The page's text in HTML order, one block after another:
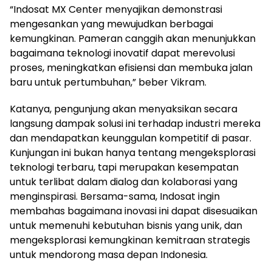
“Indosat MX Center menyajikan demonstrasi
mengesankan yang mewujudkan berbagai
kemungkinan. Pameran canggih akan menunjukkan
bagaimana teknologi inovatif dapat merevolusi
proses, meningkatkan efisiensi dan membuka jalan
baru untuk pertumbuhan,” beber Vikram.
Katanya, pengunjung akan menyaksikan secara
langsung dampak solusi ini terhadap industri mereka
dan mendapatkan keunggulan kompetitif di pasar.
Kunjungan ini bukan hanya tentang mengeksplorasi
teknologi terbaru, tapi merupakan kesempatan
untuk terlibat dalam dialog dan kolaborasi yang
menginspirasi. Bersama-sama, Indosat ingin
membahas bagaimana inovasi ini dapat disesuaikan
untuk memenuhi kebutuhan bisnis yang unik, dan
mengeksplorasi kemungkinan kemitraan strategis
untuk mendorong masa depan Indonesia.